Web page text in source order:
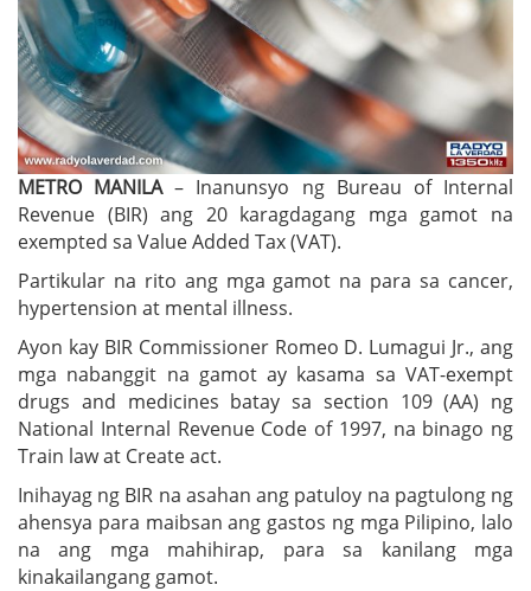
METRO MANILA– Inanunsyo ng Bureau of Internal
Revenue (BIR) ang 20 karagdagang mga gamot na
exempted sa Value Added Tax (VAT).
Partikular na rito ang mga gamot na para sa cancer,
hypertension at mental illness.
Ayon kay BIR Commissioner Romeo D. Lumagui Jr., ang
mga nabanggit na gamot ay kasama sa VAT-exempt
drugs and medicines batay sa section 109 (AA) ng
National Internal Revenue Code of 1997, na binago ng
Train law at Create act.
Inihayag ng BIR na asahan ang patuloy na pagtulong ng
ahensya para maibsan ang gastos ng mga Pilipino, lalo
na ang mga mahihirap, para sa kanilang mga
kinakailangang gamot.